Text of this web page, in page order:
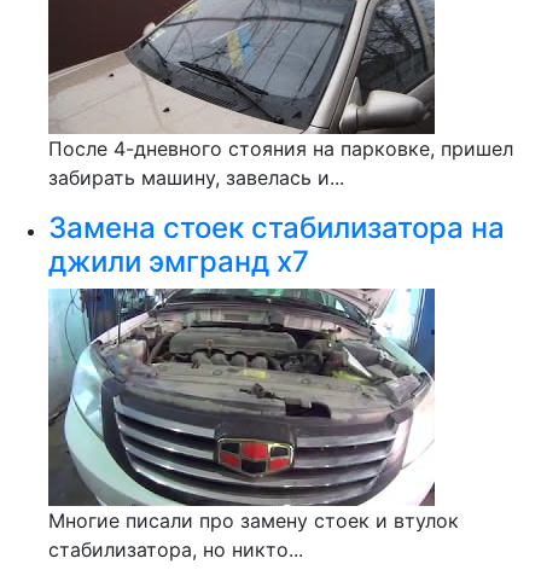
После 4-дневного стояния на парковке, пришел
забирать машину, завелась и...
Замена стоек стабилизатора на
джили эмгранд х7
Многие писали про замену стоек и втулок
стабилизатора, но никто...